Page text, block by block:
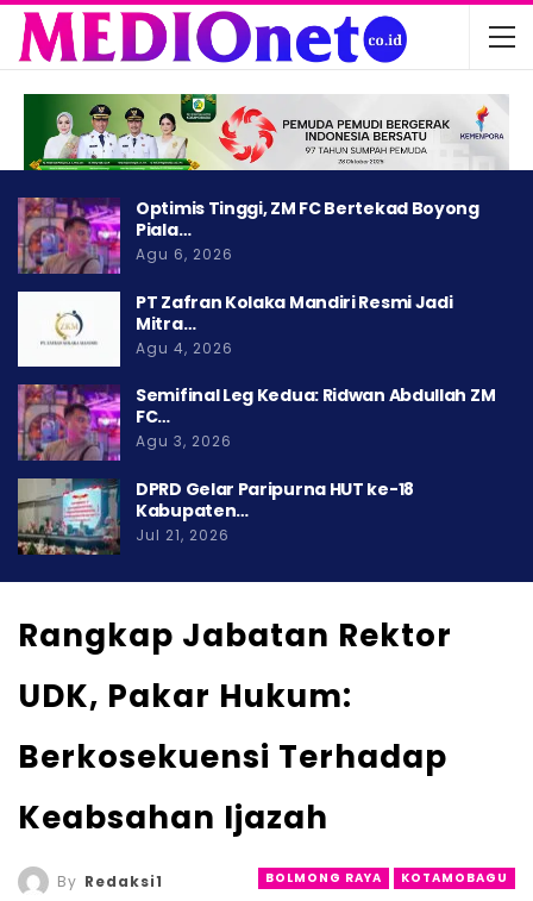
Optimis Tinggi, ZM FC Bertekad Boyong
Piala…
Agu 6, 2026
PT Zafran Kolaka Mandiri Resmi Jadi
Mitra…
Agu 4, 2026
Semifinal Leg Kedua: Ridwan Abdullah ZM
FC…
Agu 3, 2026
DPRD Gelar Paripurna HUT ke-18
Kabupaten…
Jul 21, 2026
Rangkap Jabatan Rektor
UDK, Pakar Hukum:
Berkosekuensi Terhadap
Keabsahan Ijazah
BOLMONG RAYA KOTAMOBAGU
By Redaksi1